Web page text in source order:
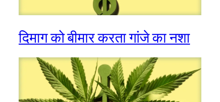
दिमाग को बीमार करता गांजे का नशा